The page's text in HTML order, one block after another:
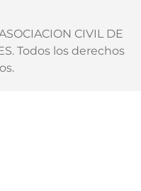
CIVIL DE
Todos los derechos